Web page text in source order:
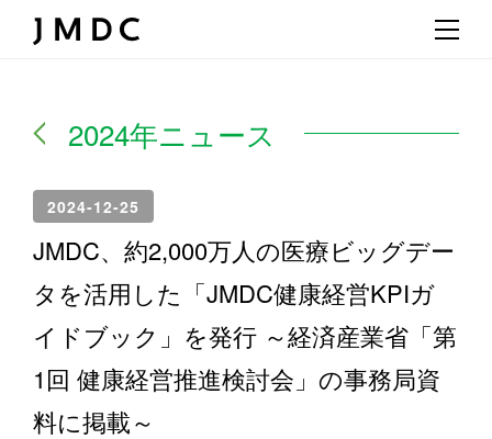
2024年ニュース
2024-12-25
JMDC、約2,000万人の医療ビッグデー
タを活用した「JMDC健康経営KPIガ
イドブック」を発行 ～経済産業省「第
1回 健康経営推進検討会」の事務局資
料に掲載～